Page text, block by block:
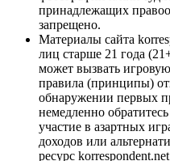
принадлежащих
запрещено.
Материалы сайта
лиц старше 21 года
может вызвать
правила (принципы)
обнаружении первых
немедленно
участие в азартных
доходов или
ресурс